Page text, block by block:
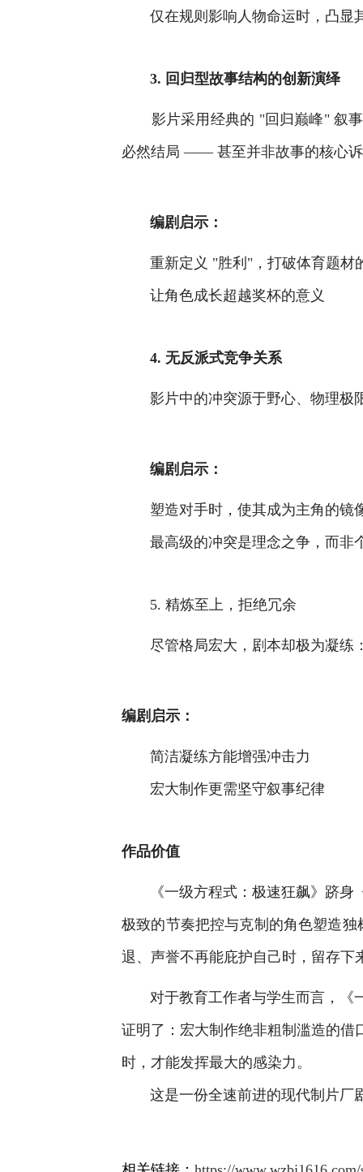
仅在规则影响人物命运时，凸显
3. 回归型故事结构的创新演绎
影片采用经典的 "回归巅峰" 叙
必然结局 —— 甚至并非故事的核心
编剧启示：
重新定义 "胜利"，打破体育题材
让角色成长超越奖杯的意义
4. 无反派式竞争关系
影片中的冲突源于野心、物理
编剧启示：
塑造对手时，使其成为主角的镜
最高级的冲突是理念之争，而非
5. 精炼至上，拒绝冗余
尽管格局宏大，剧本却极为凝练
编剧启示：
简洁凝练方能增强冲击力
宏大制作更需坚守叙事纪律
作品价值
《一级方程式：极速狂飙》跻
极致的节奏把控与克制的角色塑造
退、声誉不再能庇护自己时，留存下
对于教育工作者与学生而言，《
证明了：宏大制作绝非粗制滥造的
时，才能发挥最大的感染力。
这是一份全速前进的现代制片厂